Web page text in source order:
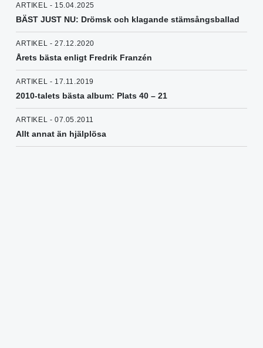
ARTIKEL - 15.04.2025
BÄST JUST NU: Drömsk och klagande stämsångsballad
ARTIKEL - 27.12.2020
Årets bästa enligt Fredrik Franzén
ARTIKEL - 17.11.2019
2010-talets bästa album: Plats 40 – 21
ARTIKEL - 07.05.2011
Allt annat än hjälplösa